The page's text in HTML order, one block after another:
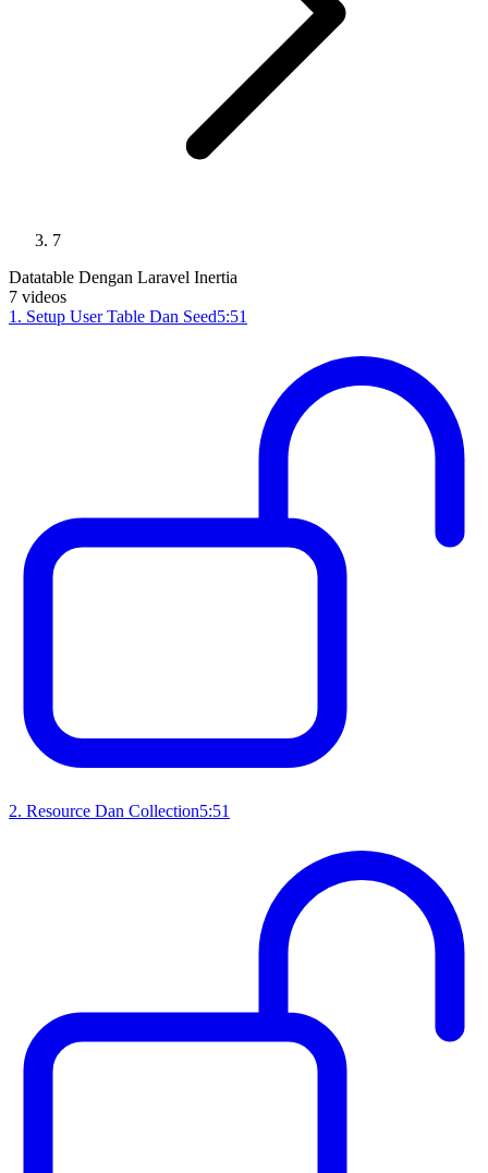
7
Datatable Dengan Laravel Inertia
7 videos
1 . Setup User Table Dan Seed5:51
2. Resource Dan Collection5:51